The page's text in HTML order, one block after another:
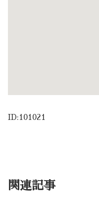
ID:101021
関連記事